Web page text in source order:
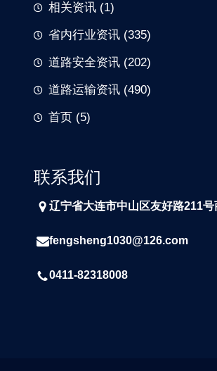
相关资讯 (1)
省内行业资讯 (335)
道路安全资讯 (202)
道路运输资讯 (490)
首页 (5)
联系我们
辽宁省大连市中山区友好路211
fengsheng1030@126.com
0411-82318008